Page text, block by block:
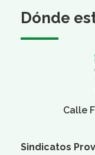
Dónde
Calle
Sindicatos